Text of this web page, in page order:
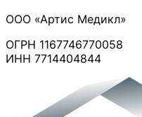
Набор
углеродных
регенерирующих
стерильных
«Артис»:
ООО «Артис Медикл»
ОГРН 1167746770058
ИНН 7714404844